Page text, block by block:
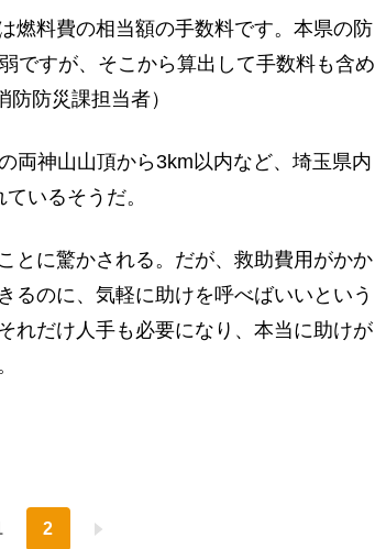
燃料費の相当額の手数料です。本県の防
ですが、そこから算出して手数料も含め
防災課担当者）
両神山山頂から3km以内など、埼玉県内
いるそうだ。
とに驚かされる。だが、救助費用がかか
るのに、気軽に助けを呼べばいいという
れだけ人手も必要になり、本当に助けが
2